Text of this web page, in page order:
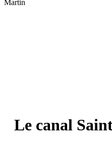
Martin
Le canal